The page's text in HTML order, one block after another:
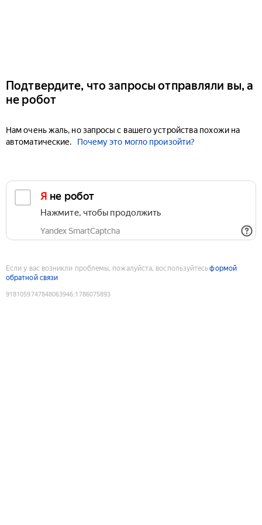
Подтвердите, что запросы отправляли вы, а
не робот
Нам очень жаль, но запросы с вашего устройства похожи на
автоматические.
Почему это могло произойти?
Я не робот
Нажмите, чтобы продолжить
Yandex SmartCaptcha
Если у вас возникли проблемы, пожалуйста, воспользуйтесьформой
обратной связи
9181059747848063946:1786075893